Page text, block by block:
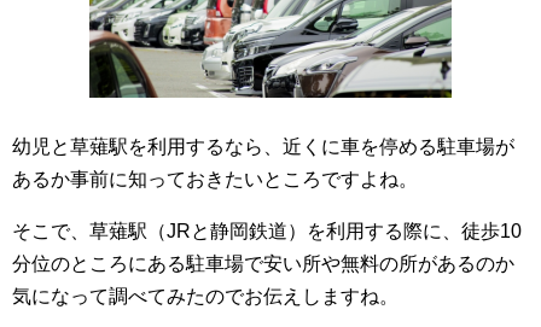
幼児と草薙駅を利用するなら、近くに車を停める駐車場が
あるか事前に知っておきたいところですよね。
そこで、草薙駅（JRと静岡鉄道）を利用する際に、徒歩10
分位のところにある駐車場で安い所や無料の所があるのか
気になって調べてみたのでお伝えしますね。